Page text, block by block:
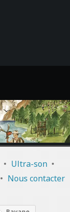
• Ultra-son •
• Nous contacter